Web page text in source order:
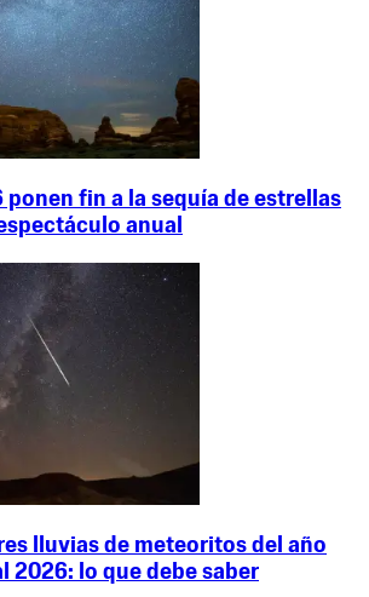
ponen fin a la sequía de estrellas
anual
lluvias de meteoritos del año
2026: lo que debe saber